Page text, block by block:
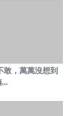
敢，萬萬沒想到
...